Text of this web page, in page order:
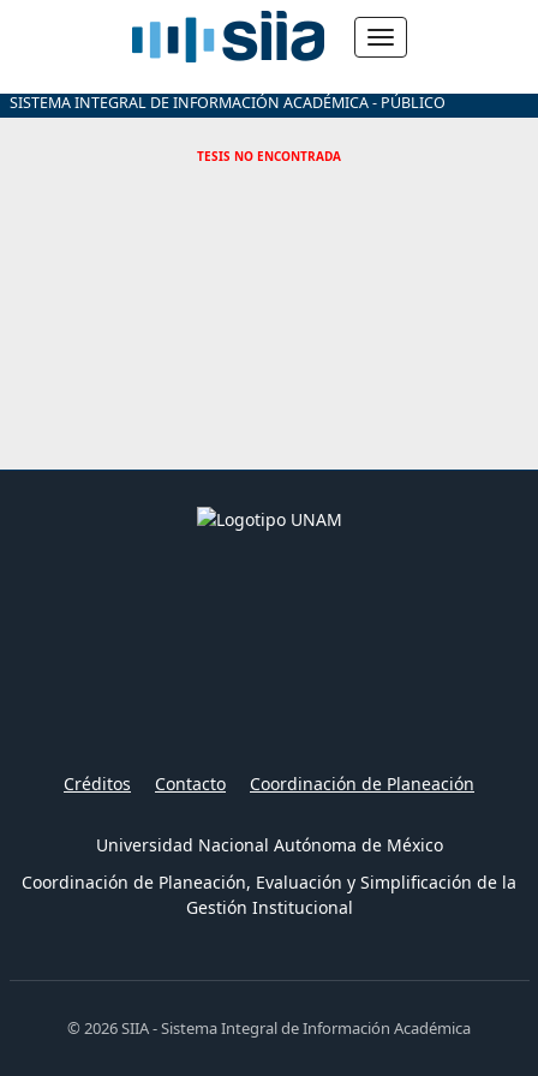
SISTEMA INTEGRAL DE INFORMACIÓN ACADÉMICA - PÚBLICO
TESIS NO ENCONTRADA
Créditos Contacto Coordinación de Planeación
Universidad Nacional Autónoma de México
Coordinación de Planeación, Evaluación y Simplificación de la
Gestión Institucional
© 2026 SIIA - Sistema Integral de Información Académica